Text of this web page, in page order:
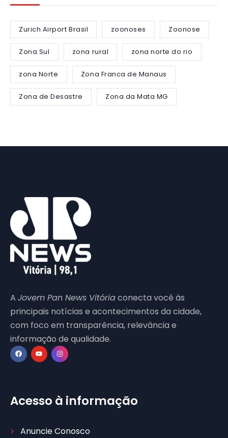
Zurich Airport Brasil zoonoses Zoonose
Zona Sul zona rural zona norte do rio
zona Norte Zona Franca de Manaus
Zona de Desastre Zona da Mata MG
A Jovem Pan News Vitóriaconecta você às
principais notícias e acontecimentos da cidade,
com foco em transparência, relevância e
informação de qualidade.
Acesso à informação
Anuncie Conosco